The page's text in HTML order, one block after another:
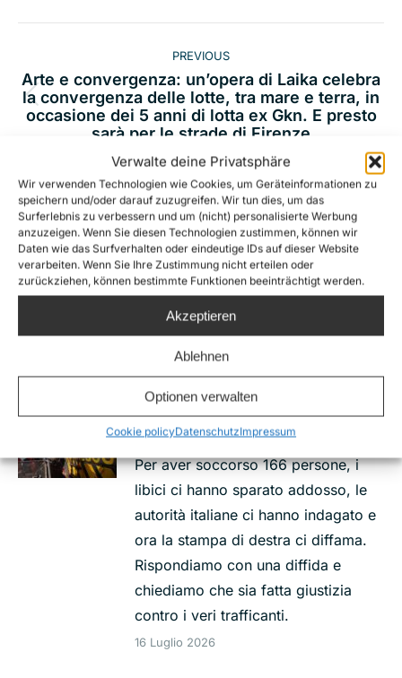
Verwalte deine Privatsphäre
Wir verwenden Technologien wie Cookies, um Geräteinformationen zu
speichern und/oder darauf zuzugreifen. Wir tun dies, um das
Surferlebnis zu verbessern und um (nicht) personalisierte Werbung
anzuzeigen. Wenn Sie diesen Technologien zustimmen, können wir
Daten wie das Surfverhalten oder eindeutige IDs auf dieser Website
verarbeiten. Wenn Sie Ihre Zustimmung nicht erteilen oder
zurückziehen, können bestimmte Funktionen beeinträchtigt werden.
Akzeptieren
Ablehnen
Optionen verwalten
Cookie policyDatenschutzImpressum
navigation PREVIOUS
Previous
post:
Arte e convergenza: un’opera di Laika celebra
la convergenza delle lotte, tra mare e terra, in
occasione dei 5 anni di lotta ex Gkn. E presto
sarà per le strade di Firenze
Next
post:
Un’opera di Laika per i cinque anni di lotta
della ex GKN donata al Collettivo di Fabbrica,
in collaborazione con Sea-Watch. 11 e 12 luglio
concerto, corteo, tendata e assemblea
dell’azionariato popolare.
Da Il Giornale una campagna
diffamatoria travestita da inchiesta.
Per aver soccorso 166 persone, i
libici ci hanno sparato addosso, le
autorità italiane ci hanno indagato e
ora la stampa di destra ci diffama.
Rispondiamo con una diffida e
chiediamo che sia fatta giustizia
contro i veri trafficanti.
16 Luglio 2026